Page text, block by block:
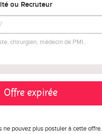
ou Recruteur
chirurgien, médecin de PMI…
Offre expirée
ne pouvez plus postuler à cette offre.